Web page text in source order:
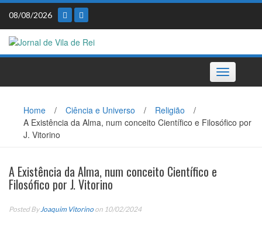
Skip
content
08/08/2026
Toggle
navigation
Home / Ciência e Universo / Religião
/
A Existência da Alma, num conceito Científico e Filosófico por
J. Vitorino
A Existência da Alma, num conceito Científico e
Filosófico por J. Vitorino
Posted By Joaquim Vitorino on 10/02/2024